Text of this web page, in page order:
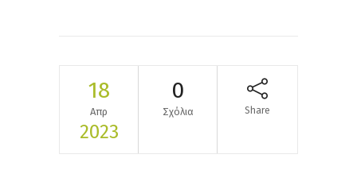
18
Απρ
2023
0
Σχόλια Share